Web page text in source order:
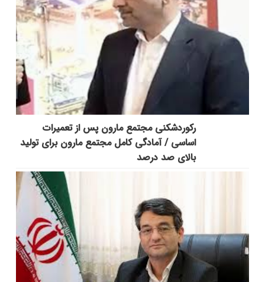
رکوردشکنی مجتمع مارون پس از تعمیرات
اساسی / آمادگی کامل مجتمع مارون برای تولید
بالای صد درصد